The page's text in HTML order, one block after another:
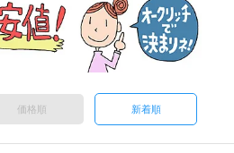
価格順 新着順